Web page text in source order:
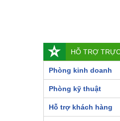
HỖ TRỢ
Phòng kinh doanh
Phòng kỹ thuật
Hỗ trợ khách hàng